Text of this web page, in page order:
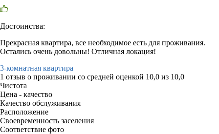
Достоинства:
Прекрасная квартира, все необходимое есть для проживания.
Остались очень довольны! Отличная локация!
3-комнатная квартира
1 отзыв о проживании со средней оценкой 10,0 из 10,0
Чистота
Цена - качество
Качество обслуживания
Расположение
Своевременность заселения
Соответствие фото